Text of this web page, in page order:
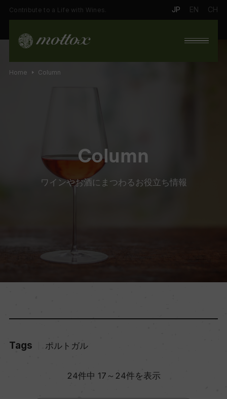
Contribute to a Life with Wines. JP EN CH
Column
ワインやお酒にまつわるお役立ち情報
Home Column
Tags ポルトガル
24件中 17～24件を表示